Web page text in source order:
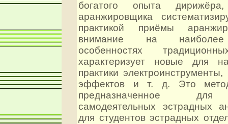
богатого опыта
аранжировщика
практикой приёмы
внимание на наиболее
особенностях
характеризует новые для
практики
эффектов и т. д. Это
предназначенное для
самодеятельных эстрадных
для студентов эстрадных